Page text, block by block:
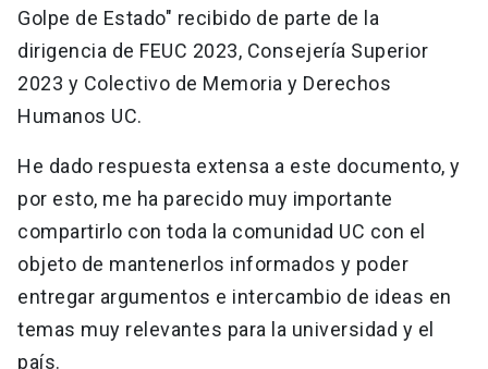
Golpe de Estado" recibido de parte de la
dirigencia de FEUC 2023, Consejería Superior
2023 y Colectivo de Memoria y Derechos
Humanos UC.
He dado respuesta extensa a este documento, y
por esto, me ha parecido muy importante
compartirlo con toda la comunidad UC con el
objeto de mantenerlos informados y poder
entregar argumentos e intercambio de ideas en
temas muy relevantes para la universidad y el
país.